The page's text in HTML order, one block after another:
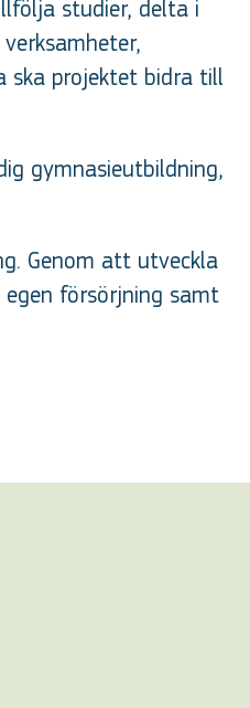
studier, delta i
ska projektet bidra till
gymnasieutbildning,
Genom att utveckla
försörjning samt